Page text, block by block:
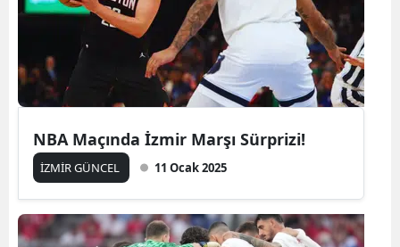
NBA Maçında İzmir Marşı Sürprizi!
İZMİR GÜNCEL 11 Ocak 2025